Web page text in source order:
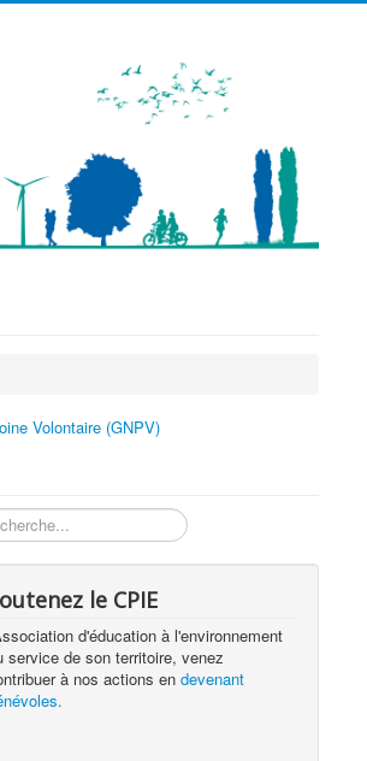
Volontaire (GNPV)
le CPIE
d'éducation à l'environnement
service de son territoire, venez
à nos actions endevenant